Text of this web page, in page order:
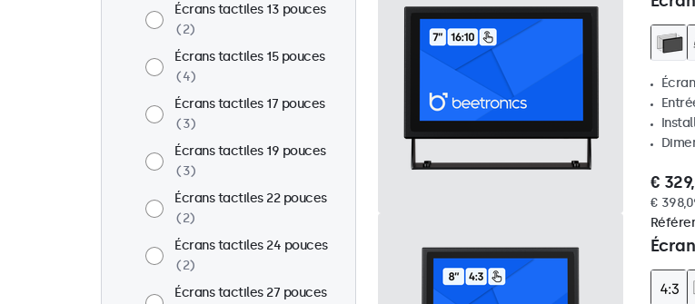
Écrans tactiles 13 pouces
2
Écrans tactiles 15 pouces
4
Écrans tactiles 17 pouces
3
Écrans tactiles 19 pouces
3
Écrans tactiles 22 pouces
2
Écrans tactiles 24 pouces
2
Écrans tactiles 27 pouces
€
€